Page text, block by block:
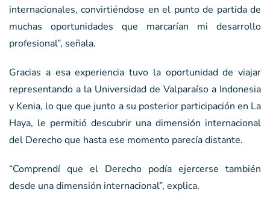
internacionales, convirtiéndose en el punto de partida de
muchas oportunidades que marcarían mi desarrollo
profesional”, señala.
Gracias a esa experiencia tuvo la oportunidad de viajar
representando a la Universidad de Valparaíso a Indonesia
y Kenia, lo que que junto a su posterior participación en La
Haya, le permitió descubrir una dimensión internacional
del Derecho que hasta ese momento parecía distante.
“Comprendí que el Derecho podía ejercerse también
desde una dimensión internacional”, explica.